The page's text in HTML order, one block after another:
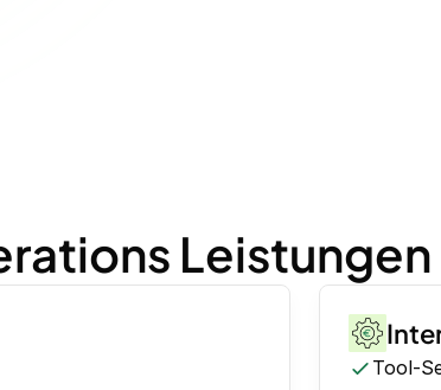
Leistungen
Tool-